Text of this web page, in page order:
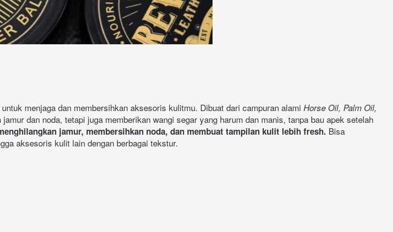
menjaga dan membersihkan aksesoris kulitmu. Dibuat dari campuran alami Horse Oil, Palm Oil,
dan noda, tetapi juga memberikan wangi segar yang harum dan manis, tanpa bau apek setelah
jamur, membersihkan noda, dan membuat tampilan kulit lebih fresh. Bisa
aksesoris kulit lain dengan berbagai tekstur.